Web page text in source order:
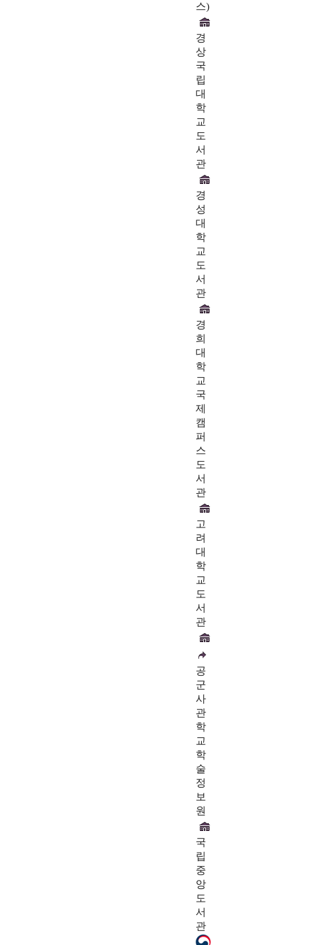
스)
경
상
국
립
대
학
교
도
서
관
경
성
대
학
교
도
서
관
경
희
대
학
교
국
제
캠
퍼
스
도
서
관
고
려
대
학
교
도
서
관
공
군
사
관
학
교
학
술
정
보
원
국
립
중
앙
도
서
관